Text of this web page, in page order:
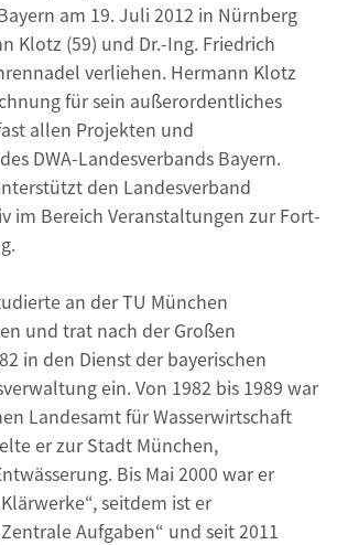
am 19. Juli 2012 in Nürnberg
Klotz (59) und Dr.-Ing. Friedrich
verliehen. Hermann Klotz
für sein außerordentliches
allen Projekten und
DWA-Landesverbands Bayern.
den Landesverband
im Bereich Veranstaltungen zur Fort-
an der TU München
und trat nach der Großen
in den Dienst der bayerischen
ein. Von 1982 bis 1989 war
Landesamt für Wasserwirtschaft
er zur Stadt München,
Bis Mai 2000 war er
seitdem ist er
Aufgaben“ und seit 2011